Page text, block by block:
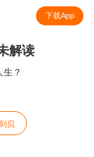
下载App
解读
？
贝